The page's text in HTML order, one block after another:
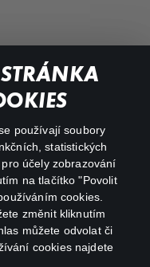
používají soubory
statistických
účely zobrazování
na tlačítko "Povolit
cookies.
změnit kliknutím
můžete odvolat či
cookies najdete